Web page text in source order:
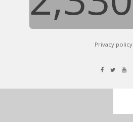
Privacy policy